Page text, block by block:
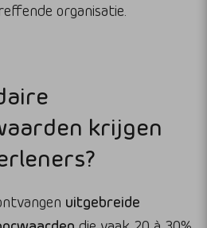
organisatie.
krijgen
uitgebreide